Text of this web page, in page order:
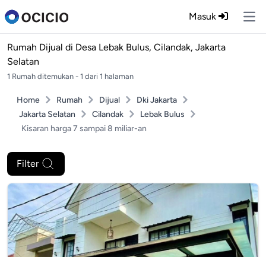
Masuk
Rumah Dijual di Desa Lebak Bulus, Cilandak, Jakarta
Selatan
1 Rumah ditemukan - 1 dari 1 halaman
Home Rumah Dijual
Dki Jakarta
Jakarta Selatan
Cilandak
Lebak Bulus
Kisaran harga 7 sampai 8 miliar-an
Filter